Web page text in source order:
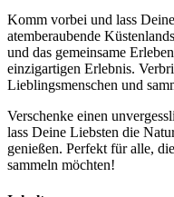
Komm vorbei und lass
atemberaubende
und das gemeinsame
einzigartigen Erlebnis.
Lieblingsmenschen und
Verschenke einen
lass Deine Liebsten die
genießen. Perfekt für alle,
sammeln möchten!